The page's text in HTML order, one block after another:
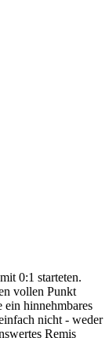
0:1 starteten.
vollen Punkt
ein hinnehmbares
nicht - weder
Remis